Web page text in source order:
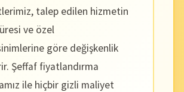
talep edilen hizmetin
ve özel
göre değişkenlik
Şeffaf fiyatlandırma
ile hiçbir gizli maliyet